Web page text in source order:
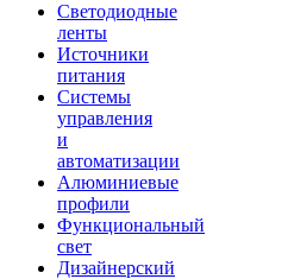
Светодиодные
ленты
Источники
питания
Системы
управления
и
автоматизации
Алюминиевые
профили
Функциональный
свет
Дизайнерский